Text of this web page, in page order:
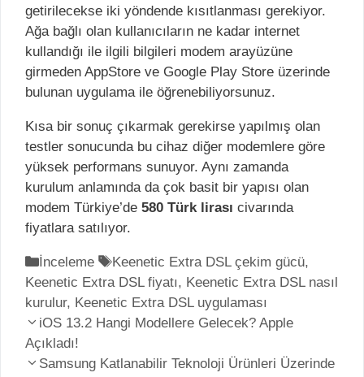
getirilecekse iki yöndende kısıtlanması gerekiyor.
Ağa bağlı olan kullanıcıların ne kadar internet
kullandığı ile ilgili bilgileri modem arayüzüne
girmeden AppStore ve Google Play Store üzerinde
bulunan uygulama ile öğrenebiliyorsunuz.
Kısa bir sonuç çıkarmak gerekirse yapılmış olan
testler sonucunda bu cihaz diğer modemlere göre
yüksek performans sunuyor. Aynı zamanda
kurulum anlamında da çok basit bir yapısı olan
modem Türkiye’de 580 Türk lirası civarında
fiyatlara satılıyor.
K
a
t
e
g
o
İnceleme
E
t
i
k
t
Keenetic Extra DSL çekim gücü,
Keenetic Extra DSL fiyatı, Keenetic Extra DSL nasıl
kurulur, Keenetic Extra DSL uygulaması
Y
a
z
iOS 13.2 Hangi Modellere Gelecek? Apple
Açıkladı!
Samsung Katlanabilir Teknoloji Ürünleri Üzerinde